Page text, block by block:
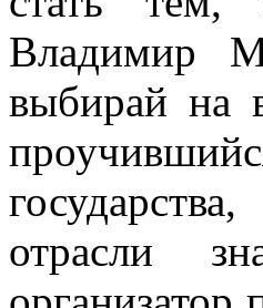
Владимир
выбирай на
отрасли